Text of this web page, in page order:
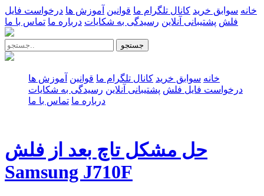
خانه سوابق خرید کانال تلگرام ما قوانین آموزش ها درخواست فایل
فلش پشتیبانی آنلاین رسیدگی به شکایات درباره ما تماس با ما
جستجو
خانه سوابق خرید کانال تلگرام ما قوانین آموزش ها
درخواست فایل فلش پشتیبانی آنلاین رسیدگی به شکایات
درباره ما تماس با ما
حل مشکل تاچ بعد از فلش
Samsung J710F